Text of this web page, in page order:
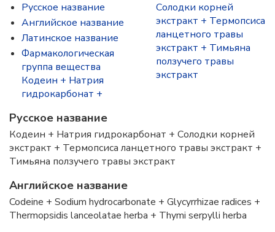
Русское название
Английское название
Латинское название
Фармакологическая
группа вещества
Кодеин + Натрия
гидрокарбонат +
Солодки корней
экстракт + Термопсиса
ланцетного травы
экстракт + Тимьяна
ползучего травы
экстракт
Русское название
Кодеин + Натрия гидрокарбонат + Солодки корней
экстракт + Термопсиса ланцетного травы экстракт +
Тимьяна ползучего травы экстракт
Английское название
Codeine + Sodium hydrocarbonate + Glycyrrhizae radiсes +
Thermopsidis lanceolatae herba + Thymi serpylli herba